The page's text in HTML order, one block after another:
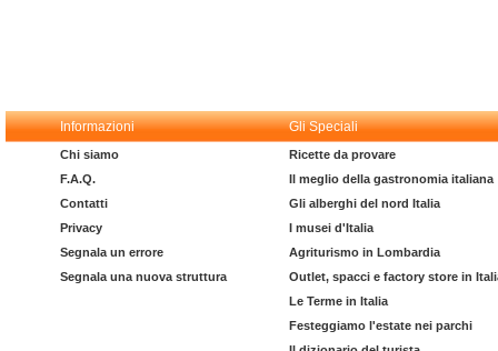
Informazioni Gli Speciali
Chi siamo
F.A.Q.
Contatti
Privacy
Segnala un errore
Segnala una nuova struttura
Ricette da provare
Il meglio della gastronomia italiana
Gli alberghi del nord Italia
I musei d'Italia
Agriturismo in Lombardia
Outlet, spacci e factory store in
Le Terme in Italia
Festeggiamo l'estate nei parchi